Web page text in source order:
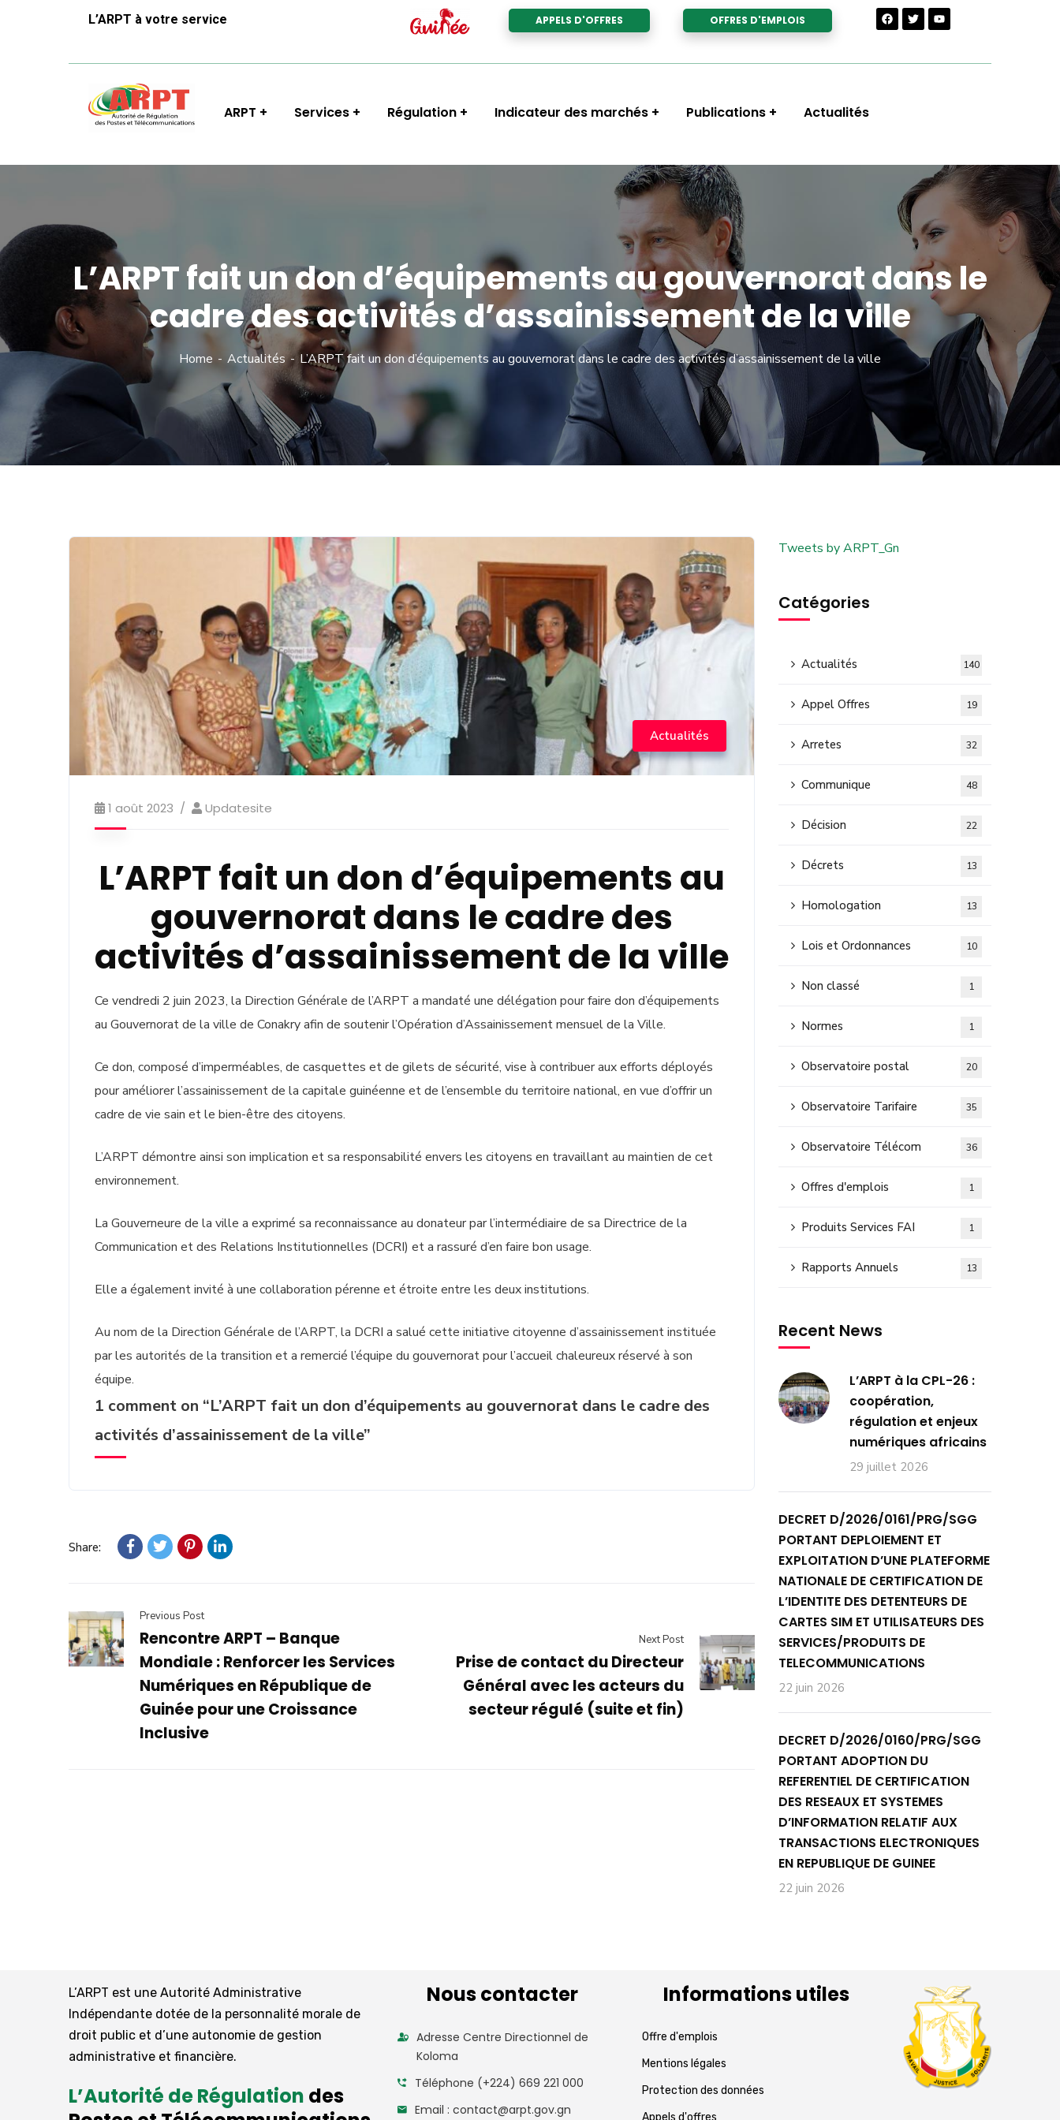
L’ARPT à votre service APPELS D'OFFRES OFFRES D'EMPLOIS
ARPT Services Régulation Indicateur des marchés Publications Actualités
L’ARPT fait un don d’équipements au gouvernorat dans le
cadre des activités d’assainissement de la ville
Home Actualités L’ARPT fait un don d’équipements au gouvernorat dans le cadre des activités d’assainissement de la ville
Actualités
1 août 2023 Updatesite
L’ARPT fait un don d’équipements au
gouvernorat dans le cadre des
activités d’assainissement de la ville
Ce vendredi 2 juin 2023, la Direction Générale de l’ARPT a mandaté une délégation pour faire don d’équipements
au Gouvernorat de la ville de Conakry afin de soutenir l’Opération d’Assainissement mensuel de la Ville.
Ce don, composé d’imperméables, de casquettes et de gilets de sécurité, vise à contribuer aux efforts déployés
pour améliorer l’assainissement de la capitale guinéenne et de l’ensemble du territoire national, en vue d’offrir un
cadre de vie sain et le bien-être des citoyens.
L’ARPT démontre ainsi son implication et sa responsabilité envers les citoyens en travaillant au maintien de cet
environnement.
La Gouverneure de la ville a exprimé sa reconnaissance au donateur par l’intermédiaire de sa Directrice de la
Communication et des Relations Institutionnelles (DCRI) et a rassuré d’en faire bon usage.
Elle a également invité à une collaboration pérenne et étroite entre les deux institutions.
Au nom de la Direction Générale de l’ARPT, la DCRI a salué cette initiative citoyenne d’assainissement instituée
par les autorités de la transition et a remercié l’équipe du gouvernorat pour l’accueil chaleureux réservé à son
équipe.
1 comment on “L’ARPT fait un don d’équipements au gouvernorat dans le cadre des
activités d’assainissement de la ville”
Share:
Previous Post
Rencontre ARPT – Banque
Mondiale : Renforcer les Services
Numériques en République de
Guinée pour une Croissance
Inclusive
Next Post
Prise de contact du Directeur
Général avec les acteurs du
secteur régulé (suite et fin)
Tweets by ARPT_Gn
Catégories
Actualités 140
Appel Offres 19
Arretes 32
Communique 48
Décision 22
Décrets 13
Homologation 13
Lois et Ordonnances 10
Non classé 1
Normes 1
Observatoire postal 20
Observatoire Tarifaire 35
Observatoire Télécom 36
Offres d'emplois 1
Produits Services FAI 1
Rapports Annuels 13
Recent News
L’ARPT à la CPL-26 :
coopération,
régulation et enjeux
numériques africains
29 juillet 2026
DECRET D/2026/0161/PRG/SGG
PORTANT DEPLOIEMENT ET
EXPLOITATION D’UNE PLATEFORME
NATIONALE DE CERTIFICATION DE
L’IDENTITE DES DETENTEURS DE
CARTES SIM ET UTILISATEURS DES
SERVICES/PRODUITS DE
TELECOMMUNICATIONS
22 juin 2026
DECRET D/2026/0160/PRG/SGG
PORTANT ADOPTION DU
REFERENTIEL DE CERTIFICATION
DES RESEAUX ET SYSTEMES
D’INFORMATION RELATIF AUX
TRANSACTIONS ELECTRONIQUES
EN REPUBLIQUE DE GUINEE
22 juin 2026
L’ARPT est une Autorité Administrative
Indépendante dotée de la personnalité morale de
droit public et d’une autonomie de gestion
administrative et financière.
L’Autorité de Régulation des
Nous contacter
Adresse Centre Directionnel de
Koloma
Téléphone (+224) 669 221 000
Email : contact@arpt.gov.gn
Informations utiles
Offre d'emplois
Mentions légales
Protection des données
Appels d'offres